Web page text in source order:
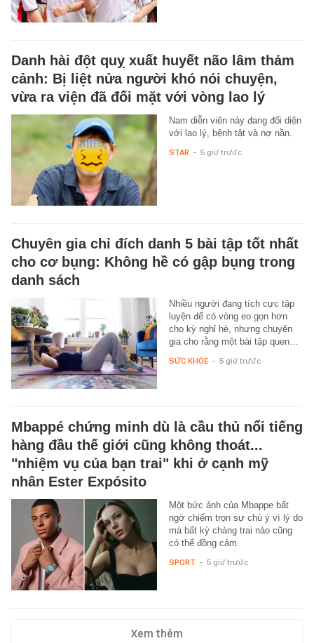
Danh hài đột quỵ xuất huyết não lâm thảm
cảnh: Bị liệt nửa người khó nói chuyện,
vừa ra viện đã đối mặt với vòng lao lý
Nam diễn viên này đang đối diện
với lao lý, bệnh tật và nợ nần.
STAR - 5 giờ trước
Chuyên gia chỉ đích danh 5 bài tập tốt nhất
cho cơ bụng: Không hề có gập bụng trong
danh sách
Nhiều người đang tích cực tập
luyện để có vòng eo gọn hơn
cho kỳ nghỉ hè, nhưng chuyên
gia cho rằng một bài tập quen…
SỨC KHỎE - 5 giờ trước
Mbappé chứng minh dù là cầu thủ nổi tiếng
hàng đầu thế giới cũng không thoát...
"nhiệm vụ của bạn trai" khi ở cạnh mỹ
nhân Ester Expósito
Một bức ảnh của Mbappe bất
ngờ chiếm trọn sự chú ý vì lý do
mà bất kỳ chàng trai nào cũng
có thể đồng cảm.
SPORT - 5 giờ trước
Xem thêm